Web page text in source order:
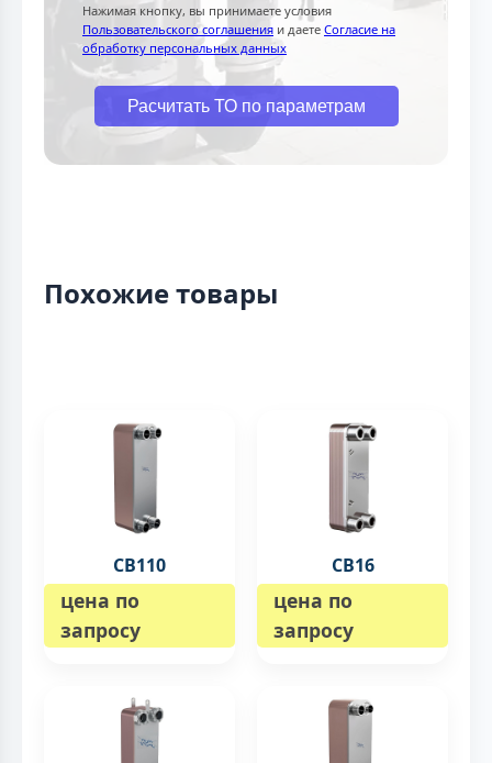
Нажимая кнопку, вы принимаете условия
Пользовательского соглашения и даете Согласие на
обработку персональных данных
Расчитать ТО по параметрам
Похожие товары
CB110
цена по
запросу
CB16
цена по
запросу